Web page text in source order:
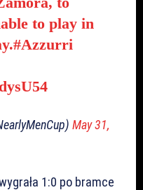
to play in
#Azzurri
May 31,
1:0 po bramce